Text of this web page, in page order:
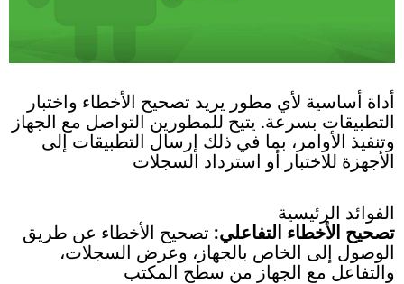
أداة أساسية لأي مطور يريد تصحيح الأخطاء واختبار
التطبيقات بسرعة. يتيح للمطورين التواصل مع الجهاز
وتنفيذ الأوامر، بما في ذلك إرسال التطبيقات إلى
الأجهزة للاختبار أو استرداد السجلات
الفوائد الرئيسية
تصحيح الأخطاء التفاعلي: تصحيح الأخطاء عن طريق
الوصول إلى الخاص بالجهاز، وعرض السجلات،
والتفاعل مع الجهاز من سطح المكتب